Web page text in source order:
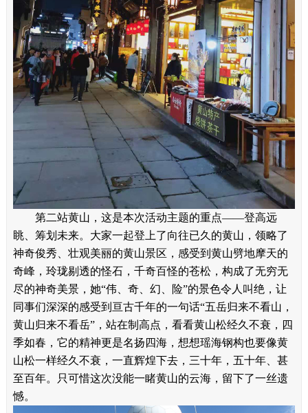
第二站黄山，这是本次活动主题的重点——登高远
眺、筹划未来。大家一起登上了向往已久的黄山，领略了
神奇俊秀、壮观美丽的黄山景区，感受到黄山劈地摩天的
奇峰，玲珑剔透的怪石，千奇百怪的苍松，构成了无穷无
尽的神奇美景，她“伟、奇、幻、险”的景色令人叫绝，让
同事们深深的感受到亘古千年的一句话“五岳归来不看山，
黄山归来不看岳”，站在制高点，看看黄山松经久不衰，四
季如春，它的精神更是名扬四海，想想瑶海钢构也要像黄
山松一样经久不衰，一直辉煌下去，三十年，五十年、甚
至百年。只可惜这次没能一睹黄山的云海，留下了一丝遗
憾。